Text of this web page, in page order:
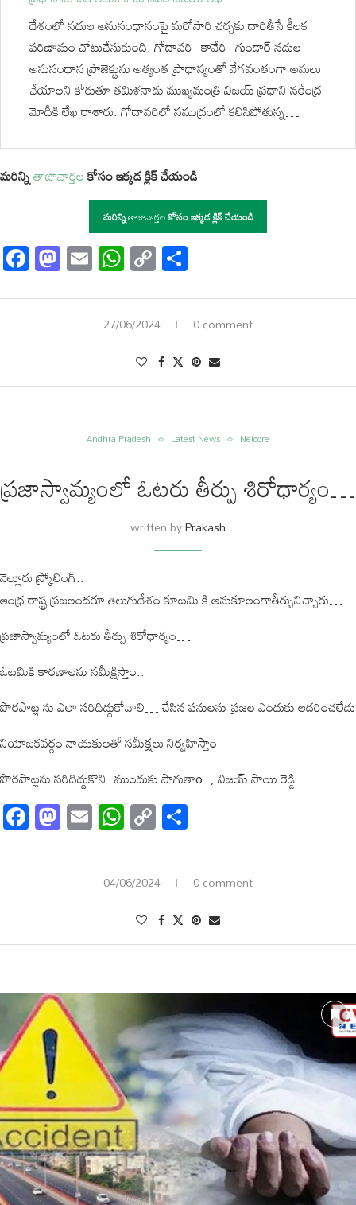
దేశంలో నదుల అనుసంధానంపై మరోసారి చర్చకు దారితీసే కీలక
పరిణామం చోటుచేసుకుంది. గోదావరి–కావేరి–గుండార్ నదుల
అనుసంధాన ప్రాజెక్టును అత్యంత ప్రాధాన్యంతో వేగవంతంగా అమలు
చేయాలని కోరుతూ తమిళనాడు ముఖ్యమంత్రి విజయ్ ప్రధాని నరేంద్ర
మోదీకి లేఖ రాశారు. గోదావరిలో సముద్రంలో కలిసిపోతున్న…
మరిన్నితాజావార్తలకోసం ఇక్కడ క్లిక్ చేయండి
మరిన్నితాజావార్తలకోసం ఇక్కడ క్లిక్ చేయండి
Facebook
Mastodon
EmailWhatsApp
Copy
Link
27/06/2024 0 comment
Andhra Pradesh Latest News Neloore
ప్రజాస్వామ్యంలో ఓటరు తీర్పు శిరోధార్యం…
written byPrakash
నెల్లూరు స్క్రోలింగ్..
ఆంధ్ర రాష్ట్ర ప్రజలందరూ తెలుగుదేశం కూటమి కి అనుకూలంగాతీర్పునిచ్చారు…
ప్రజాస్వామ్యంలో ఓటరు తీర్పు శిరోధార్యం…
ఓటమికి కారణాలను సమీక్షిస్తాం..
పొరపాట్ల ను ఎలా సరిదిద్దుకోవాలి… చేసిన పనులను ప్రజల ఎందుకు ఆదరించలేదు
నియోజకవర్గం నాయకులతో సమీక్షలు నిర్వహిస్తాం…
పొరపాట్లను సరిదిద్దుకొని..ముందుకు సాగుతాo.., విజయ్ సాయి రెడ్డి.
Facebook
Mastodon
EmailWhatsApp
Copy
Link
04/06/2024 0 comment